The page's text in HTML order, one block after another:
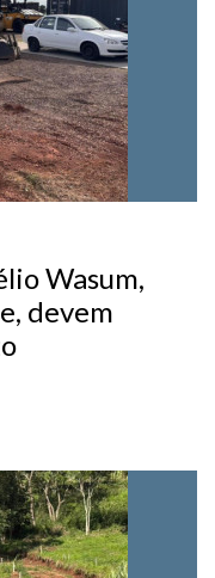
Wasum,
devem